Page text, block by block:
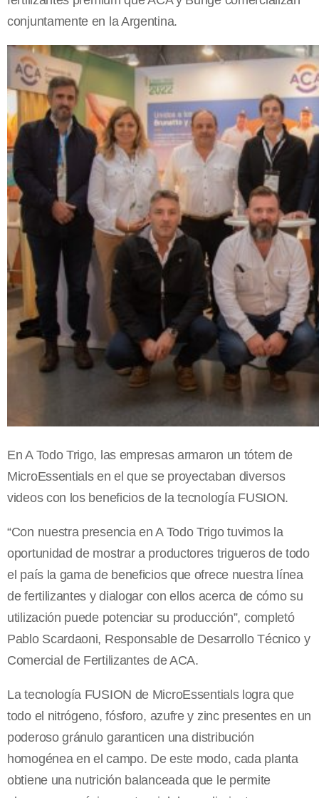
conjuntamente en la Argentina.
En A Todo Trigo, las empresas armaron un tótem de
MicroEssentials en el que se proyectaban diversos
videos con los beneficios de la tecnología FUSION.
“Con nuestra presencia en A Todo Trigo tuvimos la
oportunidad de mostrar a productores trigueros de todo
el país la gama de beneficios que ofrece nuestra línea
de fertilizantes y dialogar con ellos acerca de cómo su
utilización puede potenciar su producción”, completó
Pablo Scardaoni, Responsable de Desarrollo Técnico y
Comercial de Fertilizantes de ACA.
La tecnología FUSION de MicroEssentials logra que
todo el nitrógeno, fósforo, azufre y zinc presentes en un
poderoso gránulo garanticen una distribución
homogénea en el campo. De este modo, cada planta
obtiene una nutrición balanceada que le permite